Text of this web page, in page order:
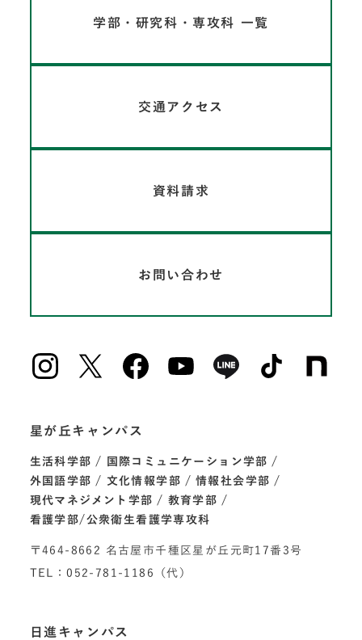
学部・研究科・専攻科 一覧
交通アクセス
資料請求
お問い合わせ
星が丘キャンパス
生活科学部
国際コミュニケーション学部
外国語学部
文化情報学部
情報社会学部
現代マネジメント学部
教育学部
看護学部/公衆衛生看護学専攻科
〒464-8662 名古屋市千種区星が丘元町17番3号
TEL：052-781-1186（代）
日進キャンパス